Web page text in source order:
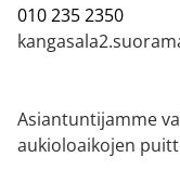
010 235 2350
Asiantuntijamme
aukioloaikojen